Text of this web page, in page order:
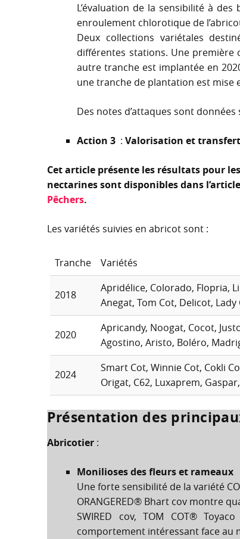
L’évaluation de la sensibilité à
enroulement chlorotique de
Deux collections variétales
différentes stations. Une première
autre tranche est implantée en
une tranche de plantation est mise
Des notes d’attaques sont
Action 3 :Valorisation et
Cet article présente les résultats pour
nectarines sont disponibles dans l’article
Pêchers.
Les variétés suivies en abricot sont :
Tranche Variétés
2018
Apridélice, Colorado, Flopria,
Anegat, Tom Cot, Delicot,
2020
Apricandy, Noogat, Cocot,
Agostino, Aristo, Boléro,
2024
Smart Cot, Winnie Cot, Cokli
Origat, C62, Luxaprem,
Présentation des
Abricotier :
Monilioses des fleurs et rameaux
Une forte sensibilité de la variété
ORANGERED® Bhart cov montre
SWIRED cov, TOM COT®
comportement intéressant face au